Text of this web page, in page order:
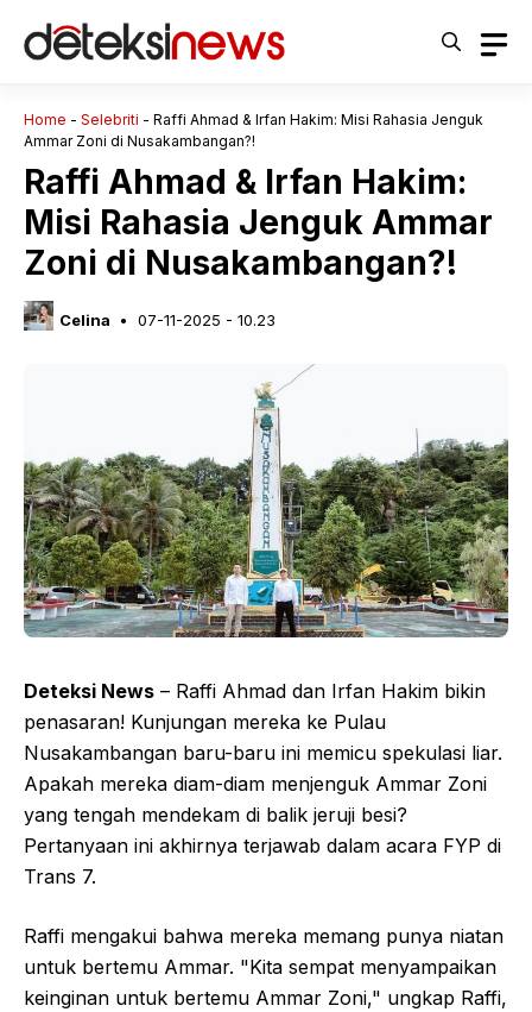
Home - Selebriti - Raffi Ahmad & Irfan Hakim: Misi Rahasia Jenguk
Ammar Zoni di Nusakambangan?!
Raffi Ahmad & Irfan Hakim:
Misi Rahasia Jenguk Ammar
Zoni di Nusakambangan?!
Celina 07-11-2025 - 10.23
Deteksi News – Raffi Ahmad dan Irfan Hakim bikin
penasaran! Kunjungan mereka ke Pulau
Nusakambangan baru-baru ini memicu spekulasi liar.
Apakah mereka diam-diam menjenguk Ammar Zoni
yang tengah mendekam di balik jeruji besi?
Pertanyaan ini akhirnya terjawab dalam acara FYP di
Trans 7.
Raffi mengakui bahwa mereka memang punya niatan
untuk bertemu Ammar. "Kita sempat menyampaikan
keinginan untuk bertemu Ammar Zoni," ungkap Raffi,